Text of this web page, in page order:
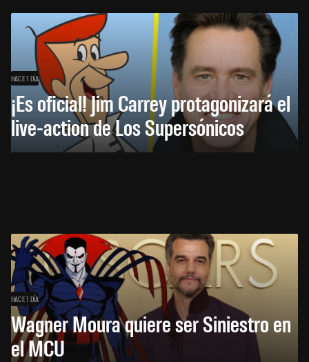
HACE 1 DÍA
¡Es oficial! Jim Carrey protagonizará el
live-action de Los Supersónicos
HACE 1 DÍA
Wagner Moura quiere ser Siniestro en
el MCU